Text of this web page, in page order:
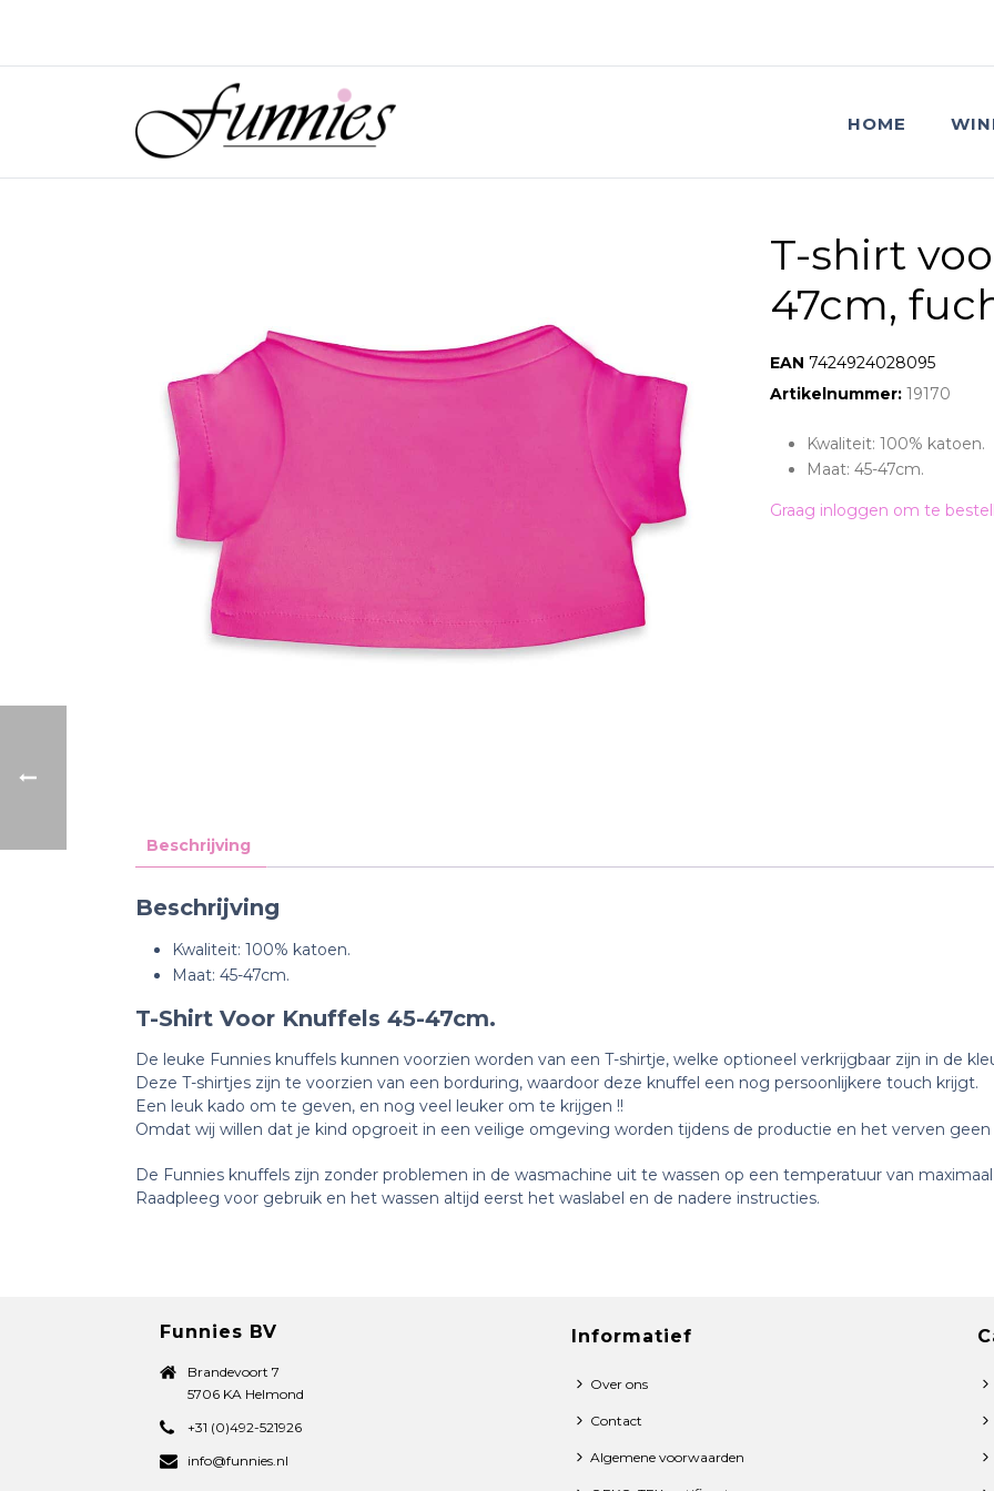
HOME
T-shirt
47cm,
EAN: 7424924028095
Artikelnummer: 19170
Kwaliteit: 100% katoen.
Maat: 45-47cm.
Graag inloggen om te
Beschrijving
Beschrijving
Kwaliteit: 100% katoen.
Maat: 45-47cm.
T-Shirt Voor Knuffels 45-47cm.
De leuke Funnies knuffels kunnen voorzien worden van een T-shirtje, welke optioneel verkrijgbaar zijn in de
Deze T-shirtjes zijn te voorzien van een borduring, waardoor deze knuffel een nog persoonlijkere touch krijgt.
Een leuk kado om te geven, en nog veel leuker om te krijgen !!
Omdat wij willen dat je kind opgroeit in een veilige omgeving worden tijdens de productie en het verven
De Funnies knuffels zijn zonder problemen in de wasmachine uit te wassen op een temperatuur van
Raadpleeg voor gebruik en het wassen altijd eerst het waslabel en de nadere instructies.
Funnies BV
Brandevoort 7
5706 KA Helmond
+31 (0)492-521926
info@funnies.nl
Informatief
Over ons
Contact
Algemene voorwaarden